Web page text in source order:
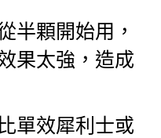
半顆開始用，
果太強，造成
單效犀利士或